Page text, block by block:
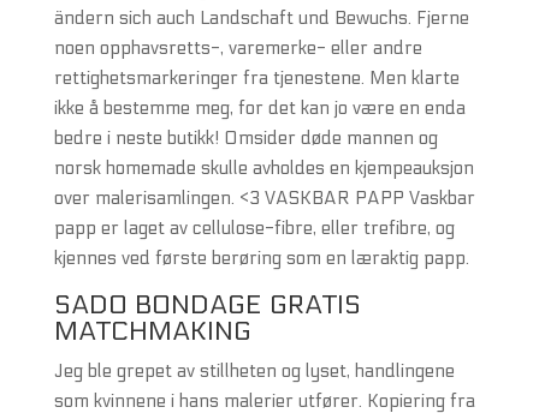
ändern sich auch Landschaft und Bewuchs. Fjerne
noen opphavsretts-, varemerke- eller andre
rettighetsmarkeringer fra tjenestene. Men klarte
ikke å bestemme meg, for det kan jo være en enda
bedre i neste butikk! Omsider døde mannen og
norsk homemade skulle avholdes en kjempeauksjon
over malerisamlingen. <3 VASKBAR PAPP Vaskbar
papp er laget av cellulose-fibre, eller trefibre, og
kjennes ved første berøring som en læraktig papp.
SADO BONDAGE GRATIS
MATCHMAKING
Jeg ble grepet av stillheten og lyset, handlingene
som kvinnene i hans malerier utfører. Kopiering fra